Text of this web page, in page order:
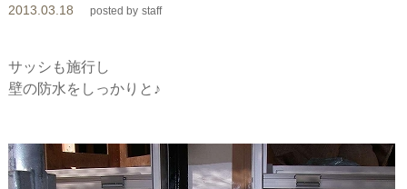
レ
ー
ョ
2013.03.18 posted by staff
サッシも施行し
壁の防水をしっかりと♪